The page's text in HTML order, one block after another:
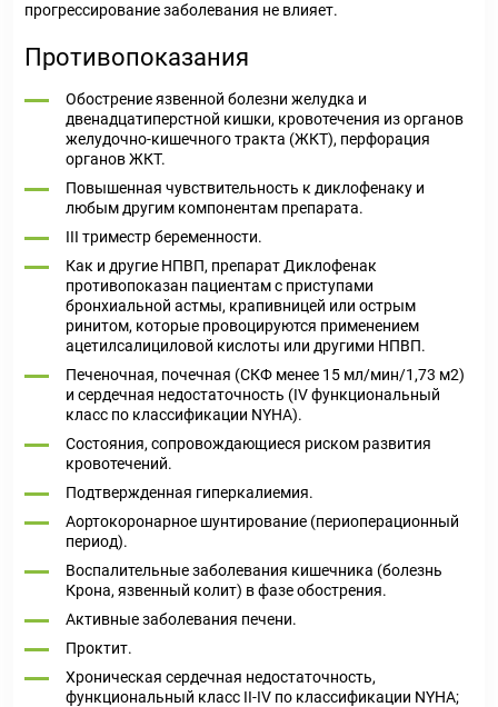
прогрессирование заболевания не влияет.
Противопоказания
Обострение язвенной болезни желудка и
двенадцатиперстной кишки, кровотечения из органов
желудочно-кишечного тракта (ЖКТ), перфорация
органов ЖКТ.
Повышенная чувствительность к диклофенаку и
любым другим компонентам препарата.
III триместр беременности.
Как и другие НПВП, препарат Диклофенак
противопоказан пациентам с приступами
бронхиальной астмы, крапивницей или острым
ринитом, которые провоцируются применением
ацетилсалициловой кислоты или другими НПВП.
Печеночная, почечная (СКФ менее 15 мл/мин/1,73 м2)
и сердечная недостаточность (IV функциональный
класс по классификации NYHA).
Состояния, сопровождающиеся риском развития
кровотечений.
Подтвержденная гиперкалиемия.
Аортокоронарное шунтирование (периоперационный
период).
Воспалительные заболевания кишечника (болезнь
Крона, язвенный колит) в фазе обострения.
Активные заболевания печени.
Проктит.
Хроническая сердечная недостаточность,
функциональный класс II-IV по классификации NYHA;